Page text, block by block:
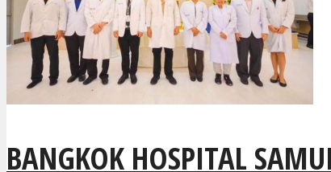
BANGKOK HOSPITAL SAMUI